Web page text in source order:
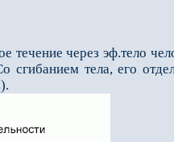
течение через эф.тело
тела, его